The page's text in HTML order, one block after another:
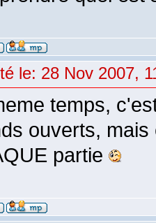
le: 28 Nov 2007,
temps,
ouverts,
partie